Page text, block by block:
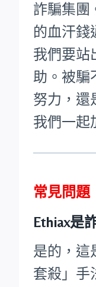
詐騙集團
的血汗錢
我們要
助。被騙
努力，還
我們一起
常見問題
Ethiax是
是的，這
套殺」手